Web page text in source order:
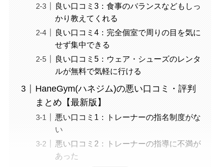
良い口コミ3：食事のバランスなどもしっ
かり教えてくれる
良い口コミ4：完全個室で周りの目を気に
せず集中できる
良い口コミ5：ウェア・シューズのレンタ
ルが無料で気軽に行ける
HaneGym(ハネジム)の悪い口コミ・評判
まとめ【最新版】
悪い口コミ1：トレーナーの指名制度がな
い
悪い口コミ2：トレーナーの指導に不満が
あった